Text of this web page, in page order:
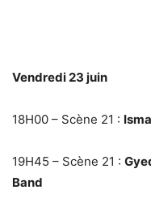
Vendredi 23 juin
18H00 – Scène 21 :
19H45 – Scène 21 :
Band